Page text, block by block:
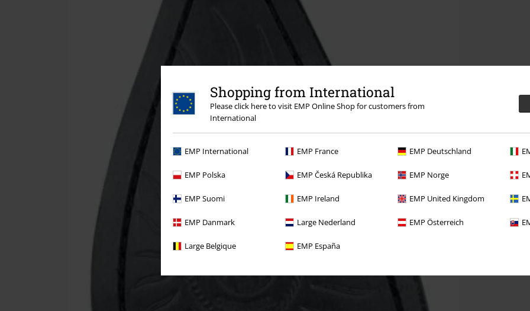
Shopping from International
Please click here to visit EMP Online Shop for customers from
International
EMP International EMP France EMP Deutschland
EMP Polska EMP Česká Republika EMP Norge
EMP Suomi EMP Ireland EMP United Kingdom
EMP Danmark Large Nederland EMP Österreich
Large Belgique EMP España